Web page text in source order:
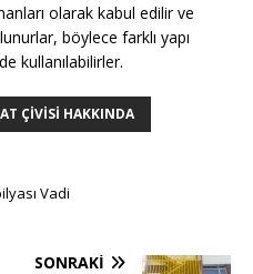
olarak kabul edilir ve
böylece farklı yapı
kullanılabilirler.
ÇIVISI HAKKINDA
Vadi
SONRAKI